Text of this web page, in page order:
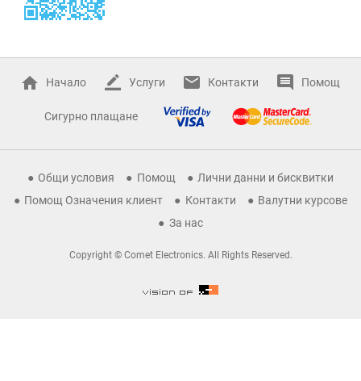
Начало Услуги Контакти Помощ
Сигурно плащане
Общи условия Помощ
Лични данни и бисквитки
Помощ Означения клиент
Контакти
Валутни курсове
За нас
Copyright © Comet Electronics. All Rights Reserved.